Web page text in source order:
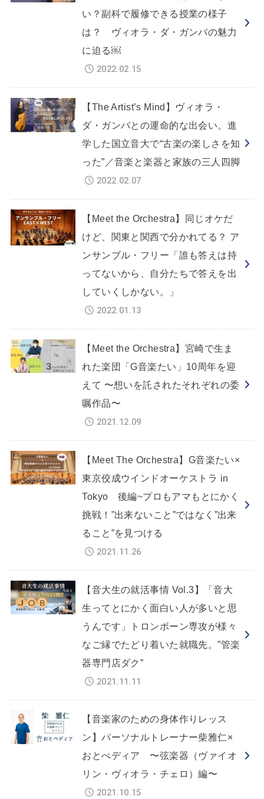
い？副科で履修できる授業の様子
は？ ヴィオラ・ダ・ガンバの魅力
に迫る￼
2022.02.15
【The Artist’s Mind】ヴィオラ・
ダ・ガンバとの運命的な出会い。進
学した国立音大で“古楽の楽しさを知
った”／音楽と楽器と家族の三人四脚
2022.02.07
【Meet the Orchestra】同じオケだ
けど、関東と関西で分かれてる？ ア
ンサンブル・フリー「誰も答えは持
ってないから、自分たちで答えを出
していくしかない。」
2022.01.13
【Meet the Orchestra】宮崎で生ま
れた楽団「G音楽たい」10周年を迎
えて 〜想いを託されたそれぞれの委
嘱作品〜
2021.12.09
【Meet The Orchestra】G音楽たい×
東京佼成ウインドオーケストラ in
Tokyo 後編~プロもアマもとにかく
挑戦！”出来ないこと”ではなく”出来
ること”を見つける
2021.11.26
【音大生の就活事情 Vol.3】「音大
生ってとにかく面白い人が多いと思
うんです」トロンボーン専攻が様々
なご縁でたどり着いた就職先。”管楽
器専門店ダク”
2021.11.11
【音楽家のための身体作りレッス
ン】パーソナルトレーナー柴雅仁×
おとぺディア 〜弦楽器（ヴァイオ
リン・ヴィオラ・チェロ）編〜
2021.10.15